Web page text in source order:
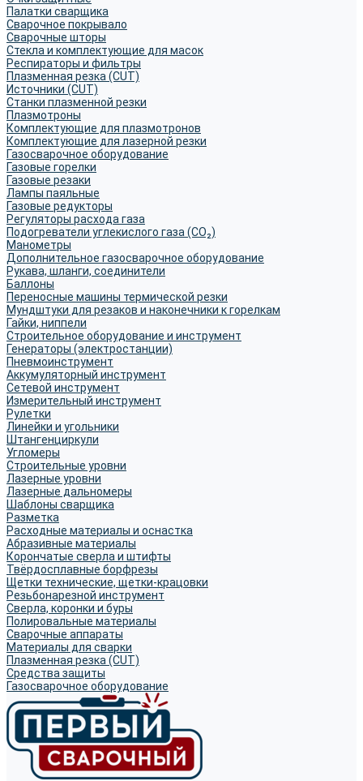
Палатки сварщика
Сварочное покрывало
Сварочные шторы
Стекла и комплектующие для масок
Респираторы и фильтры
Плазменная резка (CUT)
Источники (CUT)
Станки плазменной резки
Плазмотроны
Комплектующие для плазмотронов
Комплектующие для лазерной резки
Газосварочное оборудование
Газовые горелки
Газовые резаки
Лампы паяльные
Газовые редукторы
Регуляторы расхода газа
Подогреватели углекислого газа (CO₂)
Манометры
Дополнительное газосварочное оборудование
Рукава, шланги, соединители
Баллоны
Переносные машины термической резки
Мундштуки для резаков и наконечники к горелкам
Гайки, ниппели
Строительное оборудование и инструмент
Генераторы (электростанции)
Пневмоинструмент
Аккумуляторный инструмент
Сетевой инструмент
Измерительный инструмент
Рулетки
Линейки и угольники
Штангенциркули
Угломеры
Строительные уровни
Лазерные уровни
Лазерные дальномеры
Шаблоны сварщика
Разметка
Расходные материалы и оснастка
Абразивные материалы
Корончатые сверла и штифты
Твёрдосплавные борфрезы
Щетки технические, щетки-крацовки
Резьбонарезной инструмент
Сверла, коронки и буры
Полировальные материалы
Сварочные аппараты
Материалы для сварки
Плазменная резка (CUT)
Средства защиты
Газосварочное оборудование